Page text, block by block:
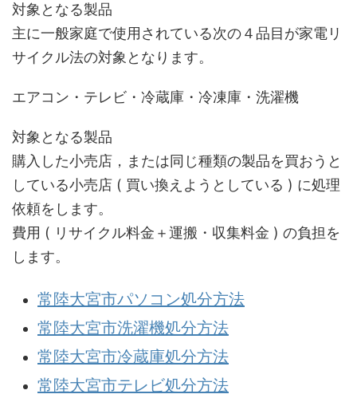
対象となる製品
主に一般家庭で使用されている次の４品目が家電リ
サイクル法の対象となります。
エアコン・テレビ・冷蔵庫・冷凍庫・洗濯機
対象となる製品
購入した小売店，または同じ種類の製品を買おうと
している小売店 ( 買い換えようとしている ) に処理
依頼をします。
費用 ( リサイクル料金＋運搬・収集料金 ) の負担を
します。
常陸大宮市パソコン処分方法
常陸大宮市洗濯機処分方法
常陸大宮市冷蔵庫処分方法
常陸大宮市テレビ処分方法